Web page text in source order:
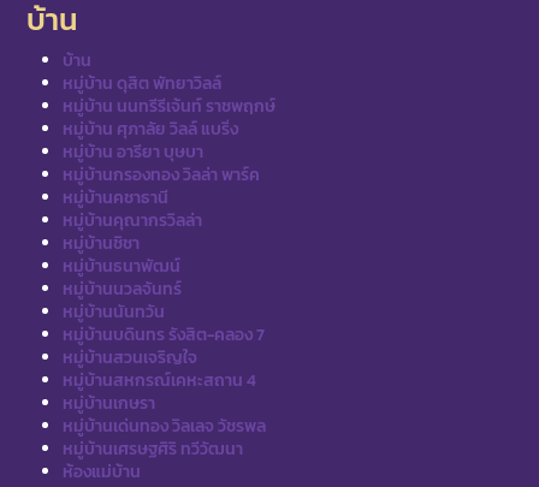
บ้าน
บ้าน
หมู่บ้าน ดุสิต พัทยาวิลล์
หมู่บ้าน นนทรีรีเจ้นท์ ราชพฤกษ์
หมู่บ้าน ศุภาลัย วิลล์ แบริ่ง
หมู่บ้าน อารียา บุษบา
หมู่บ้านกรองทอง วิลล่า พาร์ค
หมู่บ้านคชาธานี
หมู่บ้านคุณากรวิลล่า
หมู่บ้านชิชา
หมู่บ้านธนาพัฒน์
หมู่บ้านนวลจันทร์
หมู่บ้านนันทวัน
หมู่บ้านบดินทร รังสิต-คลอง 7
หมู่บ้านสวนเจริญใจ
หมู่บ้านสหกรณ์เคหะสถาน 4
หมู่บ้านเกษรา
หมู่บ้านเด่นทอง วิลเลจ วัชรพล
หมู่บ้านเศรษฐศิริ ทวีวัฒนา
ห้องแม่บ้าน